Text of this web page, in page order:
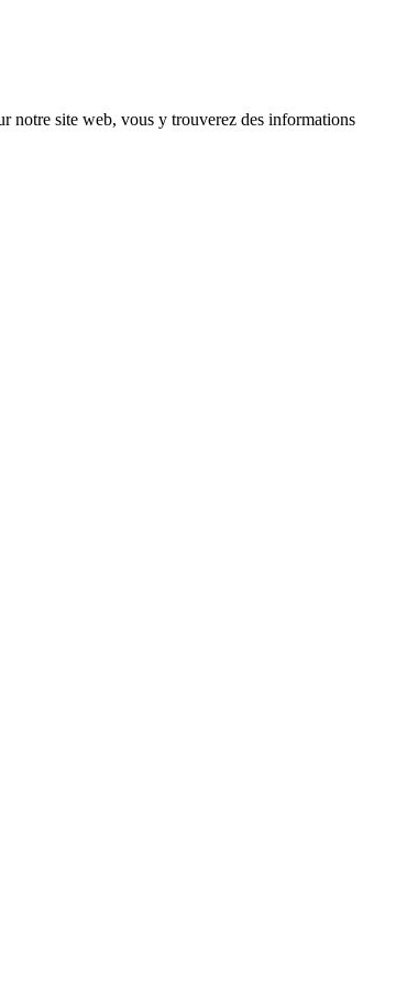
notre site web, vous y trouverez des informations